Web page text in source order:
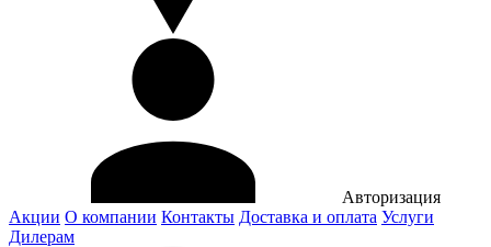
Авторизация
Акции О компании Контакты Доставка и оплата Услуги
Дилерам